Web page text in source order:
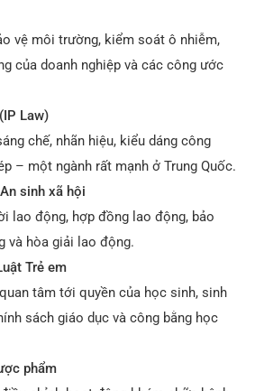
vệ môi trường, kiểm soát ô nhiễm,
của doanh nghiệp và các công ước
Law)
chế, nhãn hiệu, kiểu dáng công
– một ngành rất mạnh ở Trung Quốc.
sinh xã hội
lao động, hợp đồng lao động, bảo
và hòa giải lao động.
Trẻ em
tâm tới quyền của học sinh, sinh
sách giáo dục và công bằng học
phẩm